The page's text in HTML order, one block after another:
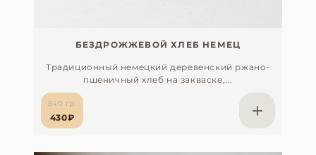
БЕЗДРОЖЖЕВОЙ ХЛЕБ НЕМЕЦ
Традиционный немецкий деревенский ржано-
пшеничный хлеб на закваске,...
840 гр.
430₽